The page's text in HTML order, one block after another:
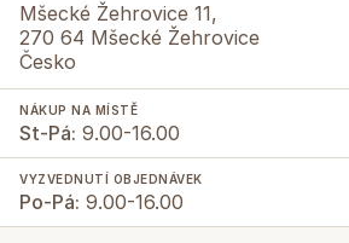
Mšecké Žehrovice 11,
270 64 Mšecké Žehrovice
Česko
NÁKUP NA MÍSTĚ
St-Pá: 9.00-16.00
VYZVEDNUTÍ OBJEDNÁVEK
Po-Pá: 9.00-16.00